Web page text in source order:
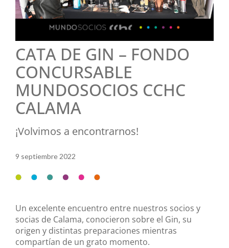
CATA DE GIN – FONDO
CONCURSABLE
MUNDOSOCIOS CCHC
CALAMA
¡Volvimos a encontrarnos!
9 septiembre 2022
Un excelente encuentro entre nuestros socios y
socias de Calama, conocieron sobre el Gin, su
origen y distintas preparaciones mientras
compartían de un grato momento.